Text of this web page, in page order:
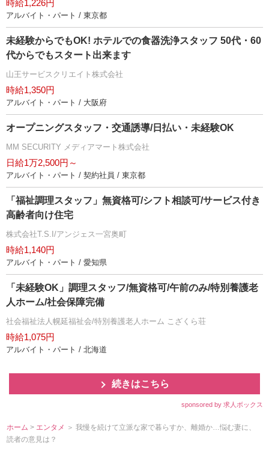
時給1,226円
アルバイト・パート / 東京都
未経験からでもOK! ホテルでの食器洗浄スタッフ 50代・60
代からでもスタート出来ます
山王サービスクリエイト株式会社
時給1,350円
アルバイト・パート / 大阪府
オープニングスタッフ・交通誘導/日払い・未経験OK
MM SECURITY メディアマート株式会社
日給1万2,500円～
アルバイト・パート / 契約社員 / 東京都
「福祉調理スタッフ」無資格可/シフト相談可/サービス付き
高齢者向け住宅
株式会社T.S.I/アンジェス一宮奥町
時給1,140円
アルバイト・パート / 愛知県
「未経験OK」調理スタッフ/無資格可/午前のみ/特別養護老
人ホーム/社会保障完備
社会福祉法人幌延福祉会/特別養護老人ホーム こざくら荘
時給1,075円
アルバイト・パート / 北海道
続きはこちら
sponsored by 求人ボックス
ホーム > エンタメ ＞ 我慢を続けて立派な家で暮らすか、離婚か…悩む妻に、
読者の意見は？